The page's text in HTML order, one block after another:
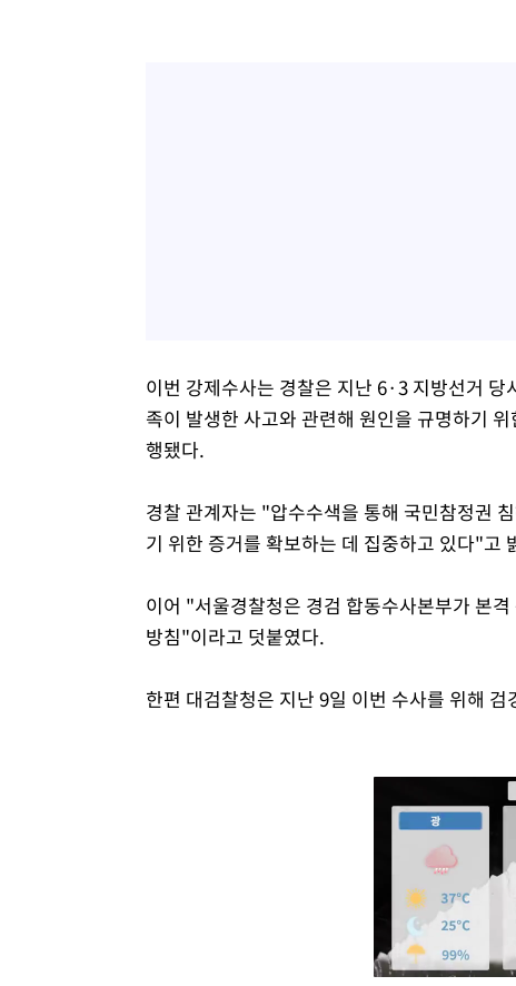
이번 강제수사는 경찰은 지난 6·3 지방선거
족이 발생한 사고와 관련해 원인을 규명하기
행됐다.
경찰 관계자는 "압수수색을 통해 국민참정권
기 위한 증거를 확보하는 데 집중하고 있다"고
이어 "서울경찰청은 경검 합동수사본부가 본
방침"이라고 덧붙였다.
한편 대검찰청은 지난 9일 이번 수사를 위해